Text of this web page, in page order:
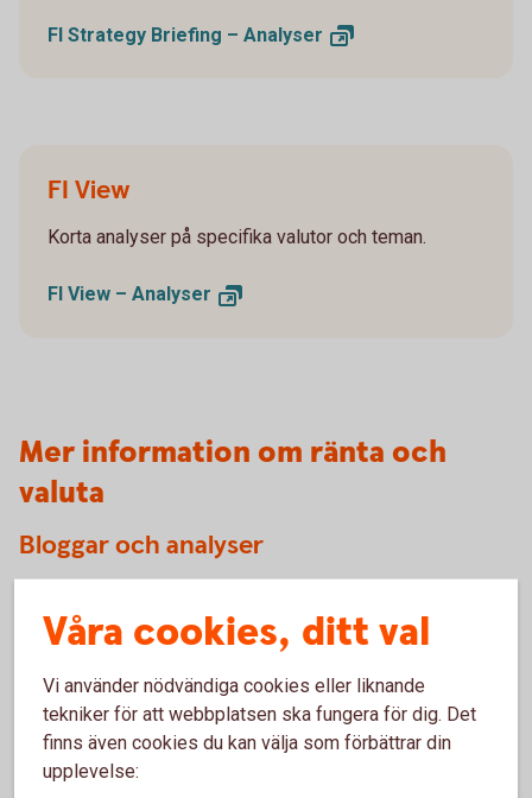
FI Strategy Briefing – Analyser
FI View
Korta analyser på specifika valutor och teman.
FI View – Analyser
Mer information om ränta och
valuta
Bloggar och analyser
Prenumerera på våra analyser viamejl
Våra cookies, ditt val
Vi använder nödvändiga cookies eller liknande
tekniker för att webbplatsen ska fungera för dig. Det
finns även cookies du kan välja som förbättrar din
upplevelse: